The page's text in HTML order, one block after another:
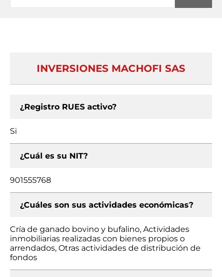
INVERSIONES MACHOFI SAS
¿Registro RUES activo?
Si
¿Cuál es su NIT?
901555768
¿Cuáles son sus actividades económicas?
Cría de ganado bovino y bufalino, Actividades
inmobiliarias realizadas con bienes propios o
arrendados, Otras actividades de distribución de
fondos